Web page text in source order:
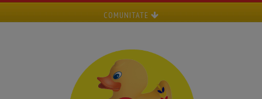
COMUNITATE